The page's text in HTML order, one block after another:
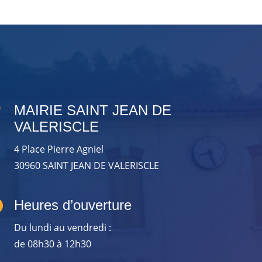
MAIRIE SAINT JEAN DE
VALERISCLE
4 Place Pierre Agniel
30960 SAINT JEAN DE VALERISCLE
Heures d’ouverture
Du lundi au vendredi :
de 08h30 à 12h30